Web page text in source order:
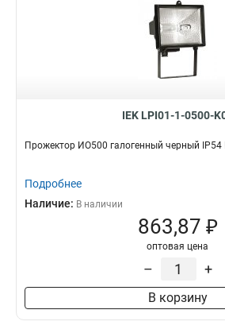
IEK LPI01-1-0500-
Прожектор ИО500 галогенный черный
Подробнее
Наличие: В наличии
863,87 ₽
оптовая цена
– +
В корзину